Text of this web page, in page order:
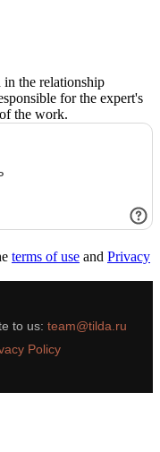
the relationship
for the expert's
the work.
terms of use and Privacy
to us: team@tilda.ru
Policy